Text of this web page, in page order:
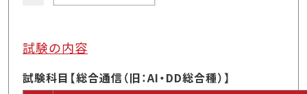
試験の内容
試験科目【総合通信（旧：AI・DD総合種）】